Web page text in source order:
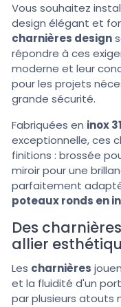
Vous souhaitez
design élégant et
charnières design
répondre à ces
moderne et leur
pour les projets
grande sécurité.
Fabriquées en inox
exceptionnelle, ces
finitions : brossée
miroir pour une
parfaitement
poteaux ronds en
Des
allier
Les charnières
et la fluidité d'un
par plusieurs atouts